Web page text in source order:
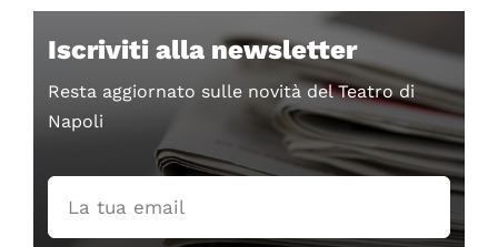
Iscriviti alla newsletter
Resta aggiornato sulle novità del Teatro di
Napoli